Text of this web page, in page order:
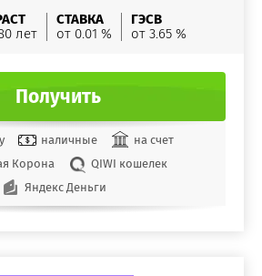
лет
СТАВКА
от 0.01 %
ГЭСВ
от 3.65 %
Получить
наличные
на счет
Корона
QIWI кошелек
Яндекс Деньги